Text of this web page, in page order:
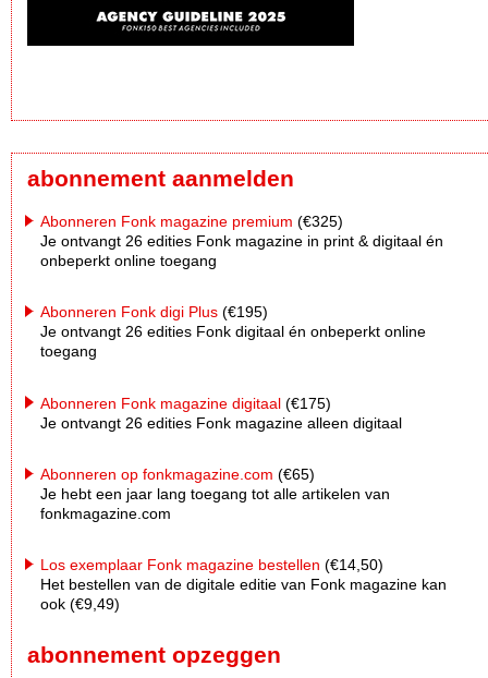
abonnement aanmelden
Abonneren Fonk magazine premium (€325)
Je ontvangt 26 edities Fonk magazine in print & digitaal én
onbeperkt online toegang
Abonneren Fonk digi Plus (€195)
Je ontvangt 26 edities Fonk digitaal én onbeperkt online
toegang
Abonneren Fonk magazine digitaal (€175)
Je ontvangt 26 edities Fonk magazine alleen digitaal
Abonneren op fonkmagazine.com (€65)
Je hebt een jaar lang toegang tot alle artikelen van
fonkmagazine.com
Los exemplaar Fonk magazine bestellen (€14,50)
Het bestellen van de digitale editie van Fonk magazine kan
ook (€9,49)
abonnement opzeggen